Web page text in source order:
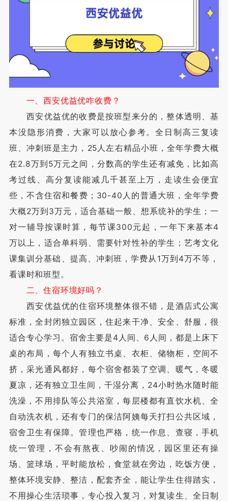
一、西安优益优咋收费？
西安优益优的收费是按班型来分的，整体透明、基
本没隐形消费，大家可以放心参考。全日制高三复读
班、冲刺班是主力，25人左右精品小班，全年学费大概
在2.8万到5万元之间，分数高的学生还有减免，比如高
考过线、高分复读能减几千甚至上万，走读生会便宜
些，不含住宿和餐费；30-40人的普通大班，全年学费
大概2万到3万元，适合基础一般、想系统补的学生；一
对一辅导按课时算，每节课300元起，一年下来基本4
万以上，适合单科弱、需要针对性补的学生；艺考文化
课集训分基础、提高、冲刺班，学费从1万到4万不等，
看课时和班型。
二、住宿环境好吗？
西安优益优的住宿环境整体很不错，是酒店式公寓
标准，全封闭独立园区，住起来干净、安全、舒服，很
适合专心学习。宿舍主要是4人间、6人间，都是上床下
桌的布局，每个人有独立书桌、衣柜、储物柜，空间不
挤，采光通风都好，每个宿舍都装了空调、暖气，冬暖
夏凉，还有独立卫生间，干湿分离，24小时热水随时能
洗澡，不用排队等公共浴室，每层楼都有直饮水机、全
自动洗衣机，还有专门的保洁阿姨每天打扫公共区域，
宿舍卫生有保障。管理也严格，统一作息、查寝，手机
统一管理，不会有熬夜、吵闹的情况，园区里还有操
场、篮球场，平时能放松，食堂就在旁边，吃饭方便，
整体环境安静、整洁，配套齐全，能让学生住得踏实，
不用操心生活琐事，专心投入复习，对复读生、全日制